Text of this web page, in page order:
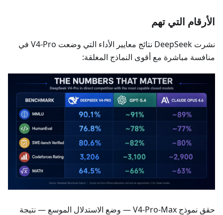
الأرقام التي تهم
نشرت DeepSeek نتائج معايير الأداء التي وضعت V4-Pro في
منافسة مباشرة مع أقوى النماذج المغلقة:
حقق نموذج V4-Pro-Max — وضع الاستدلال الموسع — نتيجة